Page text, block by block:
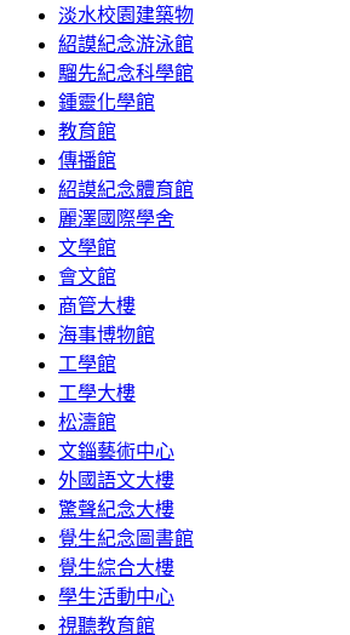
淡水校園建築物
紹謨紀念游泳館
騮先紀念科學館
鍾靈化學館
教育館
傳播館
紹謨紀念體育館
麗澤國際學舍
文學館
會文館
商管大樓
海事博物館
工學館
工學大樓
松濤館
文錙藝術中心
外國語文大樓
驚聲紀念大樓
覺生紀念圖書館
覺生綜合大樓
學生活動中心
視聽教育館